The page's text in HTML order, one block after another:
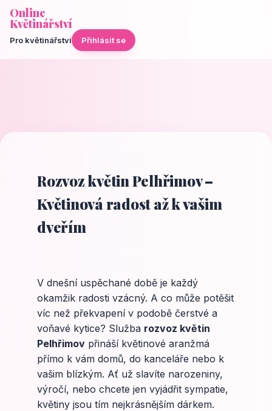
Online
Květinářství
Pro květinářství Přihlásit se
Rozvoz květin Pelhřimov –
Květinová radost až k vašim
dveřím
V dnešní uspěchané době je každý
okamžik radosti vzácný. A co může potěšit
víc než překvapení v podobě čerstvé a
voňavé kytice? Služba rozvoz květin
Pelhřimov přináší květinové aranžmá
přímo k vám domů, do kanceláře nebo k
vašim blízkým. Ať už slavíte narozeniny,
výročí, nebo chcete jen vyjádřit sympatie,
květiny jsou tím nejkrásnějším dárkem.